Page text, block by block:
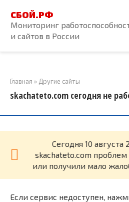
контенту
СБОЙ.РФ
Мониторинг
и сайтов в России
Главная » Другие сайты
skachateto.com сегодня не
Cегодня 10 августа
skachateto.com
или получили мало
Если сервис недоступен,